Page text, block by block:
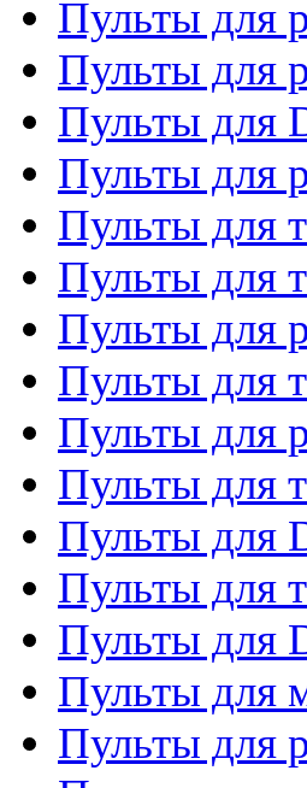
Пульты для
Пульты для
Пульты для
Пульты для
Пульты для
Пульты для
Пульты для
Пульты для
Пульты для
Пульты для
Пульты для
Пульты для
Пульты для
Пульты для
Пульты для